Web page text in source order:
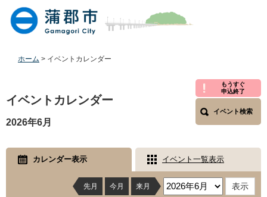
本
ホーム > イベントカレンダー
文
イベントカレンダー
もうすぐ
申込終了
イベント検索
2026年6月
カレンダー表示 イベント一覧表示
先月 今月 来月